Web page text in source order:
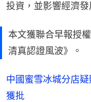
投資，並影響經濟發
本文獲聯合早報授
清真認證風波》。
中國蜜雪冰城分店
獲批